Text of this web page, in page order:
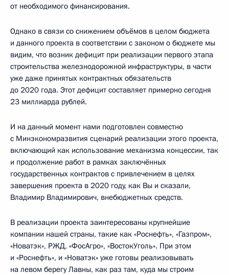
от необходимого финансирования.
Однако в связи со снижением объёмов в целом бюджета
и данного проекта в соответствии с законом о бюджете мы
видим, что возник дефицит при реализации первого этапа
строительства железнодорожной инфраструктуры, в части
уже даже принятых контрактных обязательств
до 2020 года. Этот дефицит составляет примерно сегодня
23 миллиарда рублей.
И на данный момент нами подготовлен совместно
с Минэкономразвития сценарий реализации этого проекта,
включающий как использование механизма концессии, так
и продолжение работ в рамках заключённых
государственных контрактов с привлечением в целях
завершения проекта в 2020 году, как Вы и сказали,
Владимир Владимирович, внебюджетных средств.
В реализации проекта заинтересованы крупнейшие
компании нашей страны, такие как «Роснефть», «Газпром»,
«Новатэк», РЖД, «ФосАгро», «ВостокУголь». При этом
и «Роснефть», и «Новатэк» уже готовы реализовывать
на левом берегу Лавны, как раз там, куда мы строим